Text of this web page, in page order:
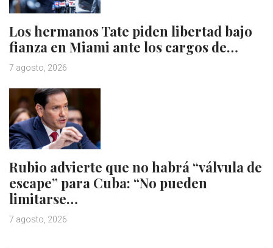
Los hermanos Tate piden libertad bajo
fianza en Miami ante los cargos de…
7 agosto, 2026
Rubio advierte que no habrá “válvula de
escape” para Cuba: “No pueden
limitarse…
7 agosto, 2026